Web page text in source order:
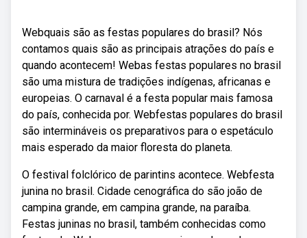
Webquais são as festas populares do brasil? Nós
contamos quais são as principais atrações do país e
quando acontecem! Webas festas populares no brasil
são uma mistura de tradições indígenas, africanas e
europeias. O carnaval é a festa popular mais famosa
do país, conhecida por. Webfestas populares do brasil
são intermináveis os preparativos para o espetáculo
mais esperado da maior floresta do planeta.
O festival folclórico de parintins acontece. Webfesta
junina no brasil. Cidade cenográfica do são joão de
campina grande, em campina grande, na paraíba.
Festas juninas no brasil, também conhecidas como